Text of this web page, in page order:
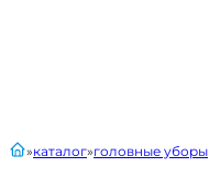
главнаякаталог головные уборы